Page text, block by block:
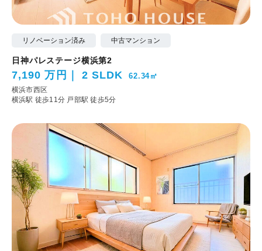
リノベーション済み 中古マンション
日神パレステージ横浜第2
7,190 万円 2 SLDK 62.34㎡
横浜市西区
横浜駅 徒歩11分 戸部駅 徒歩5分